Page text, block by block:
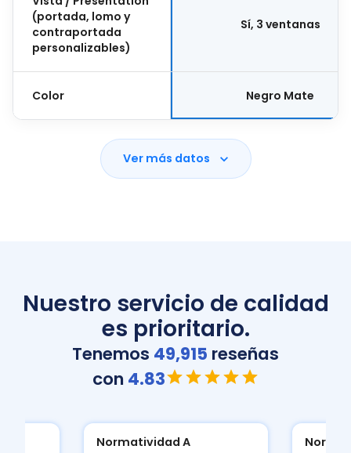
(portada, lomo y
contraportada
personalizables)
Sí, 3 ventanas
Color Negro Mate
Ver más datos
Nuestro servicio de calidad
es prioritario.
Tenemos 49,915 reseñas
con 4.83
Normatividad A